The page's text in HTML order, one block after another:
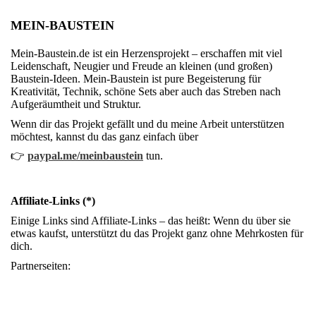
MEIN-BAUSTEIN
Mein-Baustein.de ist ein Herzensprojekt – erschaffen mit viel
Leidenschaft, Neugier und Freude an kleinen (und großen)
Baustein-Ideen. Mein-Baustein ist pure Begeisterung für
Kreativität, Technik, schöne Sets aber auch das Streben nach
Aufgeräumtheit und Struktur.
Wenn dir das Projekt gefällt und du meine Arbeit unterstützen
möchtest, kannst du das ganz einfach über
👉 paypal.me/meinbaustein tun.
Affiliate-Links (*)
Einige Links sind Affiliate-Links – das heißt: Wenn du über sie
etwas kaufst, unterstützt du das Projekt ganz ohne Mehrkosten für
dich.
Partnerseiten: